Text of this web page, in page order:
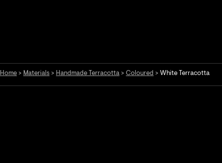
Home > Materials > Handmade Terracotta > Coloured > White Terracotta